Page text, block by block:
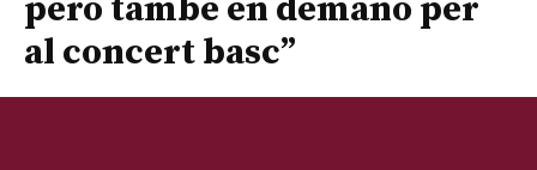
però també en demano per
al concert basc”